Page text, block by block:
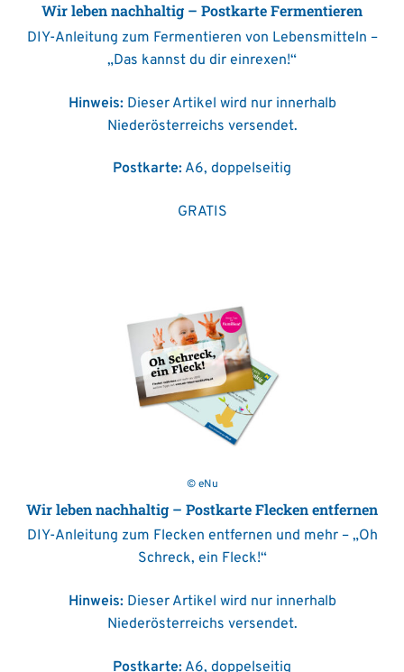
Wir leben nachhaltig – Postkarte Fermentieren
DIY-Anleitung zum Fermentieren von Lebensmitteln –
„Das kannst du dir einrexen!“
Hinweis:Dieser Artikel wird nur innerhalb
Niederösterreichs versendet.
Postkarte: A6, doppelseitig
GRATIS
© eNu
Wir leben nachhaltig – Postkarte Flecken entfernen
DIY-Anleitung zum Flecken entfernen und mehr – „Oh
Schreck, ein Fleck!“
Hinweis:Dieser Artikel wird nur innerhalb
Niederösterreichs versendet.
Postkarte: A6, doppelseitig